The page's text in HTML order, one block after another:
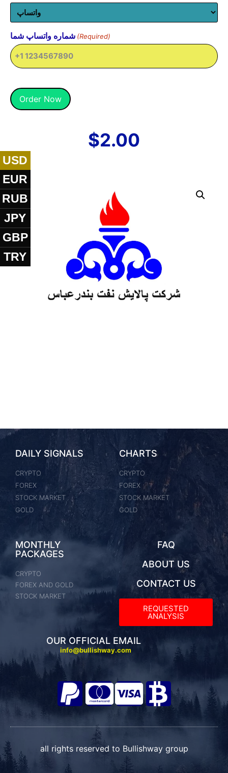
شماره واتساپ شما (Required)
Order Now
$2.00
DAILY SIGNALS
CRYPTO
FOREX
STOCK MARKET
GOLD
CHARTS
CRYPTO
FOREX
STOCK MARKET
GOLD
MONTHLY
PACKAGES
CRYPTO
FOREX AND GOLD
STOCK MARKET
FAQ
ABOUT US
CONTACT US
REQUESTED
ANALYSIS​
OUR OFFICIAL EMAIL
info@bullishway.com
all rights reserved to Bullishway group
USD
EUR
RUB
JPY
GBP
TRY